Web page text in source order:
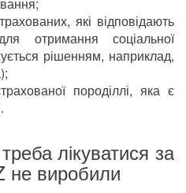
які відповідають
отримання соціальної
рішенням, наприклад,
породіллі, яка є
лікуватися за
не виробили